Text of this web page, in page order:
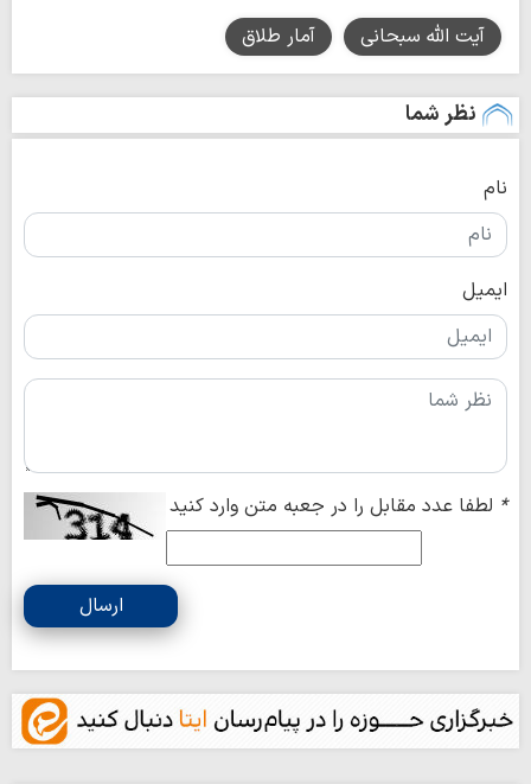
آیت الله سبحانی آمار طلاق
نظر شما
نام
ایمیل
* لطفا عدد مقابل را در جعبه متن وارد کنید
ارسال